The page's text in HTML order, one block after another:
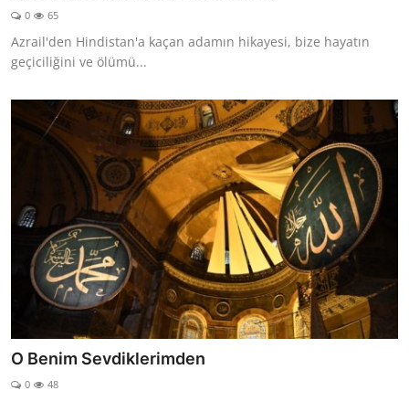
0 65
Azrail'den Hindistan'a kaçan adamın hikayesi, bize hayatın
geçiciliğini ve ölümü...
O Benim Sevdiklerimden
0 48